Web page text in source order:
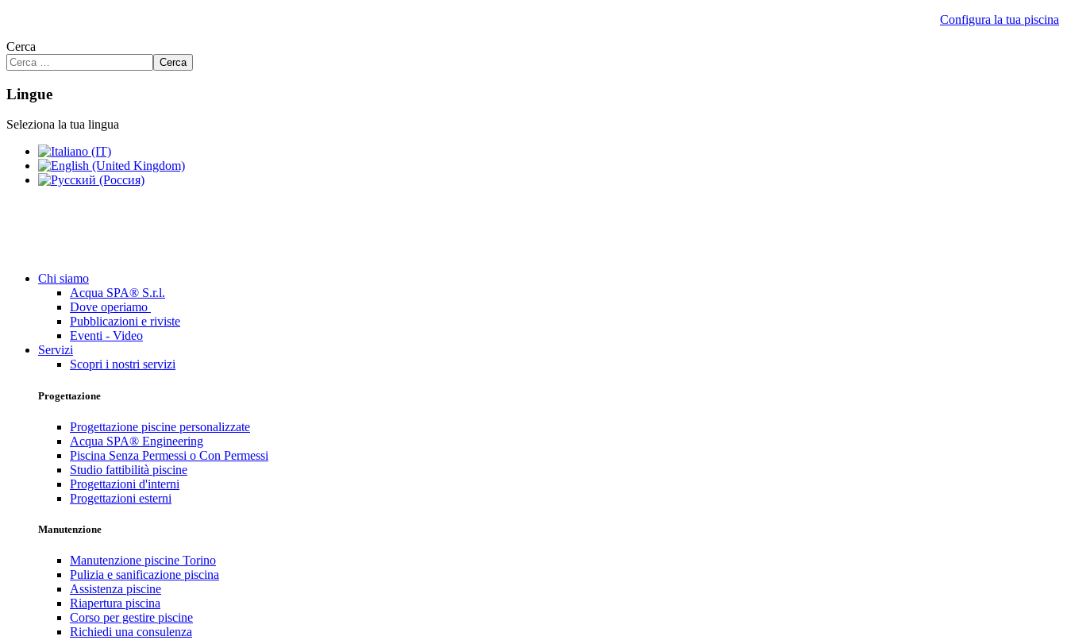
Configura la tua piscina
Cerca
Cerca
Lingue
Seleziona la tua lingua
Chi siamo
Acqua SPA® S.r.l.
Dove operiamo
Pubblicazioni e riviste
Eventi - Video
Servizi
Scopri i nostri servizi
Progettazione
Progettazione piscine personalizzate
Acqua SPA® Engineering
Piscina Senza Permessi o Con Permessi
Studio fattibilità piscine
Progettazioni d'interni
Progettazioni esterni
Manutenzione
Manutenzione piscine Torino
Pulizia e sanificazione piscina
Assistenza piscine
Riapertura piscina
Corso per gestire piscine
Richiedi una consulenza